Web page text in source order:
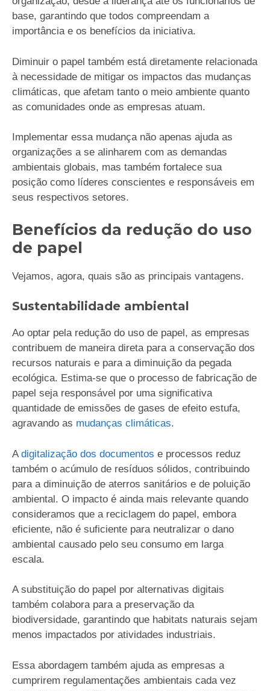
base, garantindo que todos compreendam a
importância e os benefícios da iniciativa.
Diminuir o papel também está diretamente relacionada
à necessidade de mitigar os impactos das mudanças
climáticas, que afetam tanto o meio ambiente quanto
as comunidades onde as empresas atuam.
Implementar essa mudança não apenas ajuda as
organizações a se alinharem com as demandas
ambientais globais, mas também fortalece sua
posição como líderes conscientes e responsáveis em
seus respectivos setores.
Benefícios da redução do uso
de papel
Vejamos, agora, quais são as principais vantagens.
Sustentabilidade ambiental
Ao optar pela redução do uso de papel, as empresas
contribuem de maneira direta para a conservação dos
recursos naturais e para a diminuição da pegada
ecológica. Estima-se que o processo de fabricação de
papel seja responsável por uma significativa
quantidade de emissões de gases de efeito estufa,
agravando as mudanças climáticas.
A digitalização dos documentos e processos reduz
também o acúmulo de resíduos sólidos, contribuindo
para a diminuição de aterros sanitários e de poluição
ambiental. O impacto é ainda mais relevante quando
consideramos que a reciclagem do papel, embora
eficiente, não é suficiente para neutralizar o dano
ambiental causado pelo seu consumo em larga
escala.
A substituição do papel por alternativas digitais
também colabora para a preservação da
biodiversidade, garantindo que habitats naturais sejam
menos impactados por atividades industriais.
Essa abordagem também ajuda as empresas a
cumprirem regulamentações ambientais cada vez